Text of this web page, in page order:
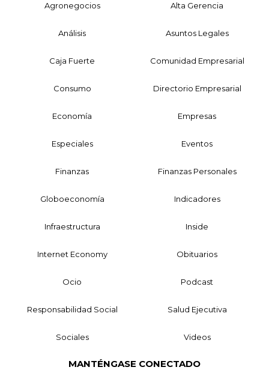
Agronegocios Alta Gerencia
Análisis Asuntos Legales
Caja Fuerte Comunidad Empresarial
Consumo Directorio Empresarial
Economía Empresas
Especiales Eventos
Finanzas Finanzas Personales
Globoeconomía Indicadores
Infraestructura Inside
Internet Economy Obituarios
Ocio Podcast
Responsabilidad Social Salud Ejecutiva
Sociales Videos
MANTÉNGASE CONECTADO